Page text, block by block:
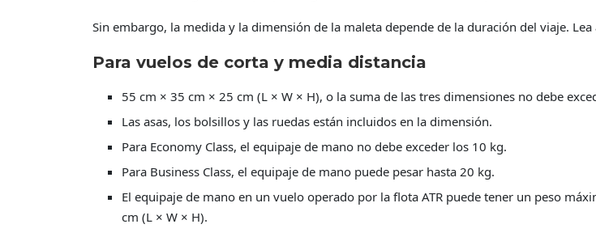
Sin embargo, la medida y la dimensión de la maleta depende de la duración del viaje.
Para vuelos de corta y media distancia
55 cm × 35 cm × 25 cm (L × W × H), o la suma de las tres dimensiones no debe
Las asas, los bolsillos y las ruedas están incluidos en la dimensión.
Para Economy Class, el equipaje de mano no debe exceder los 10 kg.
Para Business Class, el equipaje de mano puede pesar hasta 20 kg.
El equipaje de mano en un vuelo operado por la flota ATR puede tener un peso
cm (L × W × H).